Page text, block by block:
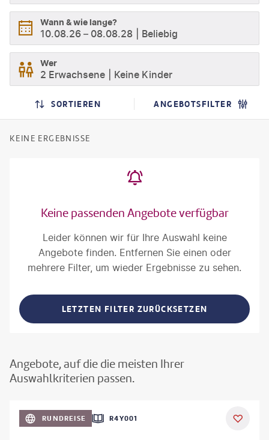
Wann & wie lange?
10.08.26 – 08.08.28 Beliebig
Wer
2 Erwachsene Keine Kinder
SORTIEREN ANGEBOTSFILTER
KEINE ERGEBNISSE
Keine passenden Angebote verfügbar
Leider können wir für Ihre Auswahl keine
Angebote finden. Entfernen Sie einen oder
mehrere Filter, um wieder Ergebnisse zu sehen.
LETZTEN FILTER ZURÜCKSETZEN
Angebote, auf die die meisten Ihrer
Auswahlkriterien passen.
RUNDREISE R4Y001